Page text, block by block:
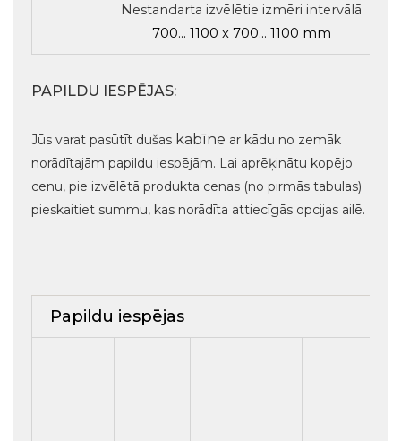
Nestandarta izvēlētie izmēri intervālā
700... 1100 x 700... 1100 mm
PAPILDU IESPĒJAS:
Jūs varat pasūtīt dušas kabīne ar kādu no zemāk
norādītajām papildu iespējām. Lai aprēķinātu kopējo
cenu, pie izvēlētā produkta cenas (no pirmās tabulas)
pieskaitiet summu, kas norādīta attiecīgās opcijas ailē.
Papildu iespējas